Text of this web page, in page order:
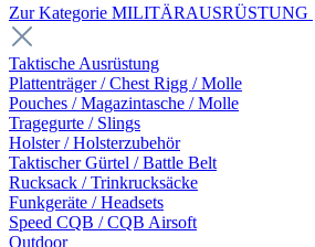
Zur Kategorie MILITÄRAUSRÜSTUNG
Taktische Ausrüstung
Plattenträger / Chest Rigg / Molle
Pouches / Magazintasche / Molle
Tragegurte / Slings
Holster / Holsterzubehör
Taktischer Gürtel / Battle Belt
Rucksack / Trinkrucksäcke
Funkgeräte / Headsets
Speed CQB / CQB Airsoft
Outdoor